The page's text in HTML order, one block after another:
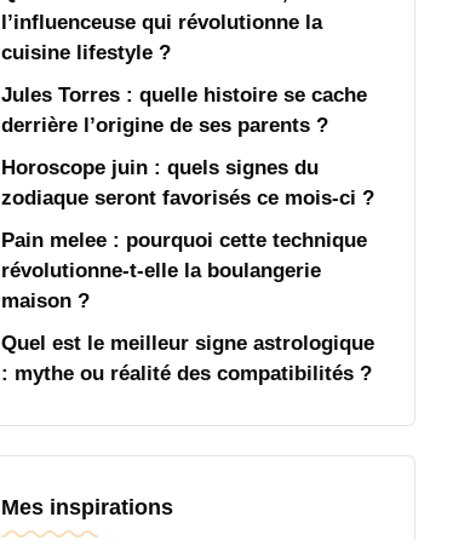
l’influenceuse qui révolutionne la
cuisine lifestyle ?
Jules Torres : quelle histoire se cache
derrière l’origine de ses parents ?
Horoscope juin : quels signes du
zodiaque seront favorisés ce mois-ci ?
Pain melee : pourquoi cette technique
révolutionne-t-elle la boulangerie
maison ?
Quel est le meilleur signe astrologique
: mythe ou réalité des compatibilités ?
Mes inspirations